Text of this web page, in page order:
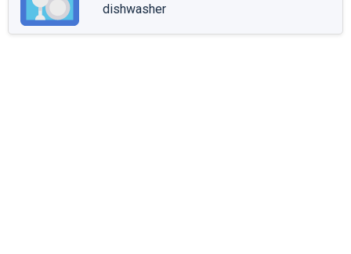
dishwasher